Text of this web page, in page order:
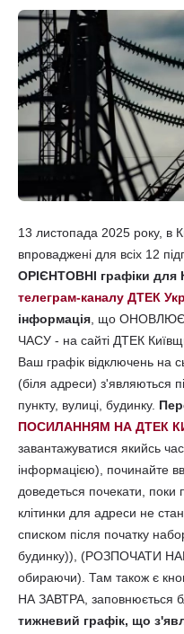
13 листопада 2025 року, в
впроваджені для всіх 12
ОРІЄНТОВНІ графіки для
телеграм-каналу ДТЕК
інформація , що
ЧАСУ - на сайті ДТЕК
Ваш графік відключень на
(біля адреси) з'являються
пункту, вулиці, будинку.
ПОСИЛАННЯМ НА ДТЕК
завантажуватися якийсь
інформацією), починайте
доведеться почекати, поки
клітинки для адреси не
списком після початку
будинку)), (РОЗПОЧАТИ
обираючи). Там також є
НА ЗАВТРА, заповнюється
тижневий графік, що